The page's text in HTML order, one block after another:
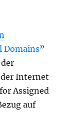
Domains”
Internet-
Assigned
auf